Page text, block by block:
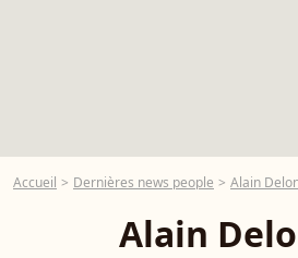
Accueil Dernières news people Alain
Alain